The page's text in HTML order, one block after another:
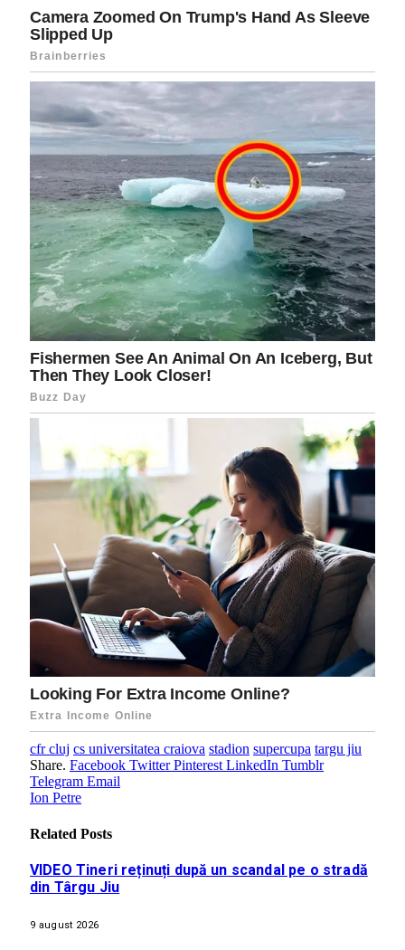
cfr cluj cs universitatea craiova stadion supercupa targu jiu
Share. Facebook Twitter Pinterest LinkedIn Tumblr
Telegram Email
Ion Petre
Related Posts
VIDEO Tineri reținuți după un scandal pe o stradă
din Târgu Jiu
9 august 2026